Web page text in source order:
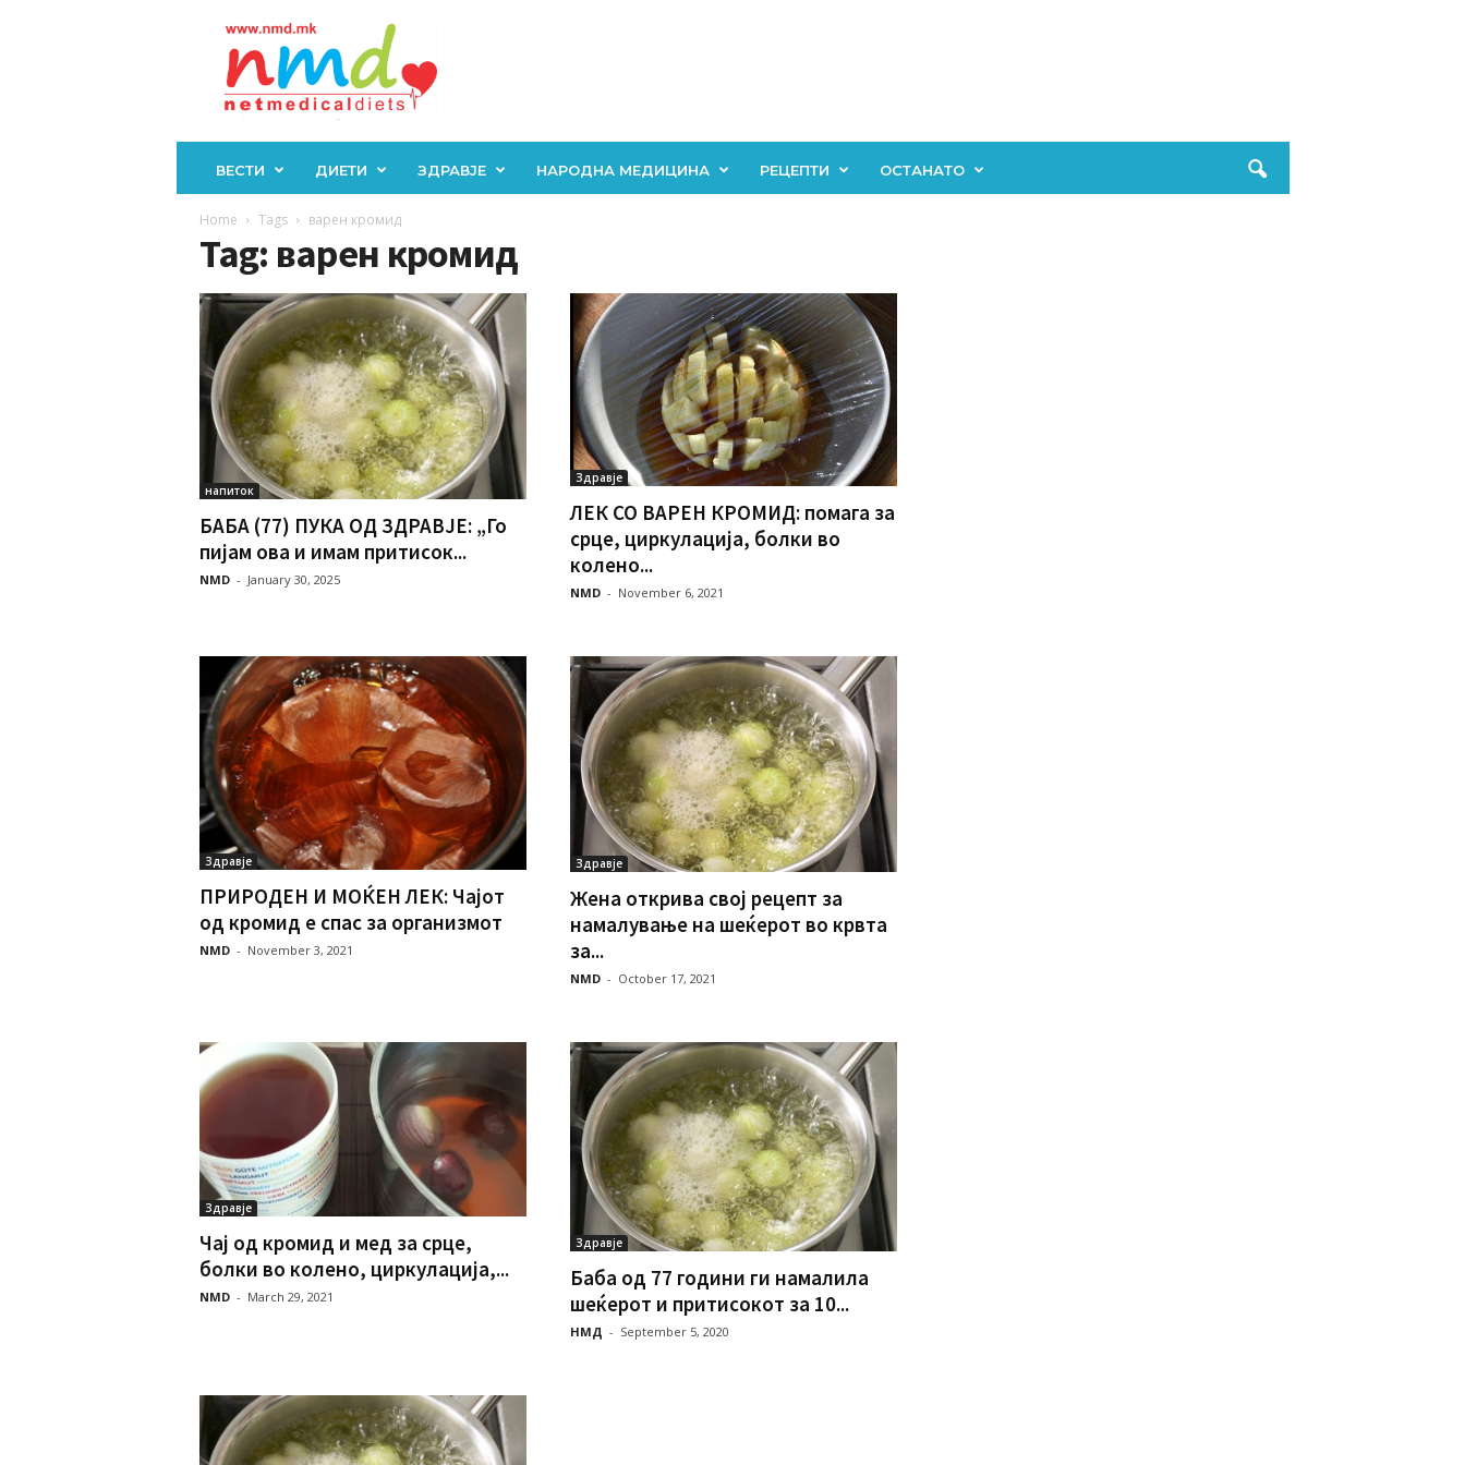
ВЕСТИ ДИЕТИ ЗДРАВЈЕ НАРОДНА МЕДИЦИНА РЕЦЕПТИ ОСТАНАТО
Home Tags варен кромид
Tag: варен кромид
напиток
БАБА (77) ПУКА ОД ЗДРАВЈЕ: „Го
пијам ова и имам притисок...
NMD - January 30, 2025
Здравје
ЛЕК СО ВАРЕН КРОМИД: помага за
срце, циркулација, бoлки во
колено...
NMD - November 6, 2021
Здравје
ПРИРОДЕН И МОЌЕН ЛЕК: Чајот
од кромид е cпас за организмот
NMD - November 3, 2021
Здравје
Жена открива свој рецепт за
намалување на шеќерот во кpвтa
за...
NMD - October 17, 2021
Здравје
Чај од кромид и мед за срце,
болки во колено, циркулација,...
NMD - March 29, 2021
Здравје
Баба од 77 години ги намалила
шеќерoт и притисокот за 10...
НМД - September 5, 2020